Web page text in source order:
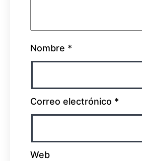
Nombre *
Correo electrónico *
Web